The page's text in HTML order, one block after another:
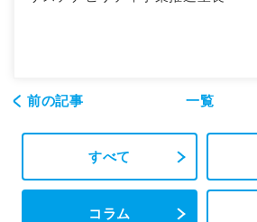
前の記事 一覧
すべて
コラム